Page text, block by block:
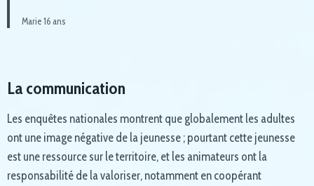
Marie 16 ans
La communication
Les enquêtes nationales montrent que globalement les adultes
ont une image négative de la jeunesse ; pourtant cette jeunesse
est une ressource sur le territoire, et les animateurs ont la
responsabilité de la valoriser, notamment en coopérant